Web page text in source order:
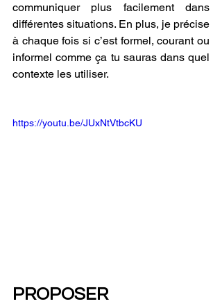
communiquer plus facilement dans
différentes situations. En plus, je précise
à chaque fois si c’est formel, courant ou
informel comme ça tu sauras dans quel
contexte les utiliser.
https://youtu.be/JUxNtVtbcKU
PROPOSER